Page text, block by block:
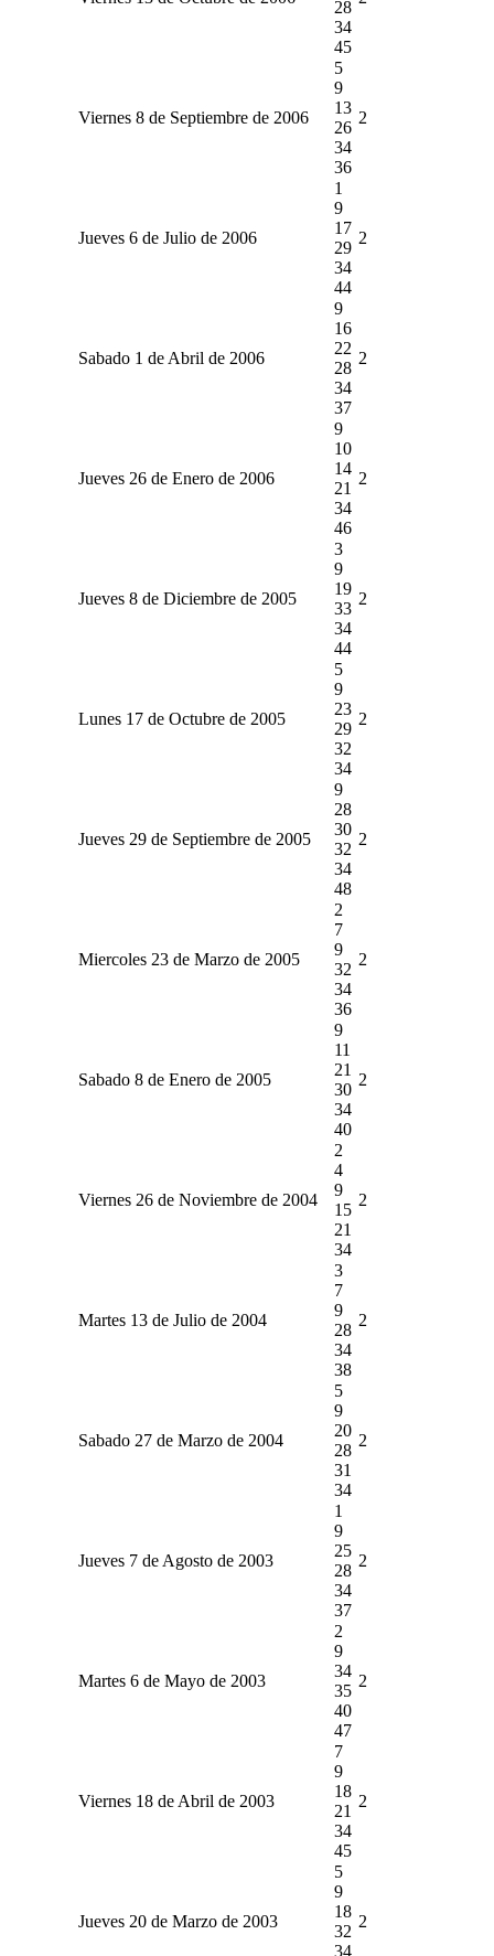
28
34
45
Viernes 8 de Septiembre de 2006
5
9
13
26
34
36
2
Jueves 6 de Julio de 2006
1
9
17
29
34
44
2
Sabado 1 de Abril de 2006
9
16
22
28
34
37
2
Jueves 26 de Enero de 2006
9
10
14
21
34
46
2
Jueves 8 de Diciembre de 2005
3
9
19
33
34
44
2
Lunes 17 de Octubre de 2005
5
9
23
29
32
34
2
Jueves 29 de Septiembre de 2005
9
28
30
32
34
48
2
Miercoles 23 de Marzo de 2005
2
7
9
32
34
36
2
Sabado 8 de Enero de 2005
9
11
21
30
34
40
2
Viernes 26 de Noviembre de 2004
2
4
9
15
21
34
2
Martes 13 de Julio de 2004
3
7
9
28
34
38
2
Sabado 27 de Marzo de 2004
5
9
20
28
31
34
2
Jueves 7 de Agosto de 2003
1
9
25
28
34
37
2
Martes 6 de Mayo de 2003
2
9
34
35
40
47
2
Viernes 18 de Abril de 2003
7
9
18
21
34
45
2
Jueves 20 de Marzo de 2003
5
9
18
32
34
2